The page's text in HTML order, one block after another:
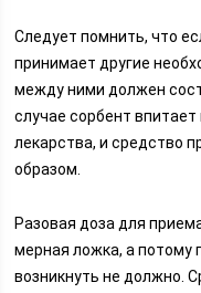
Следует помнить, что
принимает другие
между ними должен
случае сорбент
лекарства, и средство
образом.
Разовая доза для
мерная ложка, а потому
возникнуть не должно.